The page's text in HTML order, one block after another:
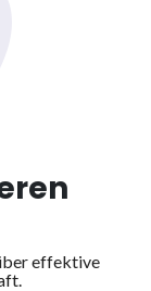
effektive